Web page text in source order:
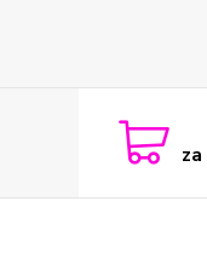
za